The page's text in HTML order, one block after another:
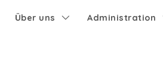
Über uns Administration